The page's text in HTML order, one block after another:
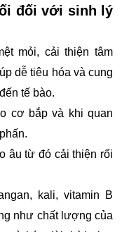
đối với sinh lý
mỏi, cải thiện tâm
dễ tiêu hóa và cung
tế bào.
cơ bắp và khi quan
âu từ đó cải thiện rối
kali, vitamin B
như chất lượng của